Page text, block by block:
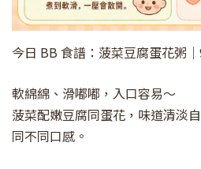
今日 BB 食譜：菠菜豆腐蛋花粥
軟綿綿、滑嘟嘟，入口容易～
菠菜配嫩豆腐同蛋花，味道清淡
同不同口感。